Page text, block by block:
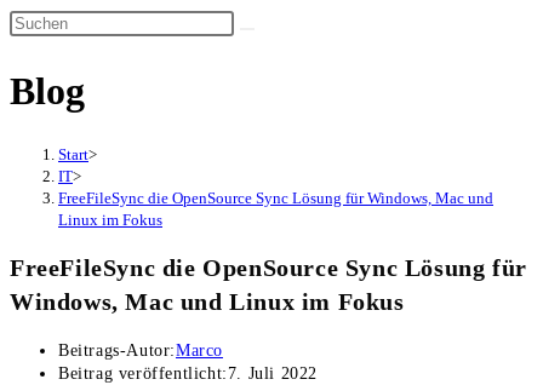
Blog
Start>
IT>
FreeFileSync die OpenSource Sync Lösung für Windows, Mac und
Linux im Fokus
FreeFileSync die OpenSource Sync Lösung für
Windows, Mac und Linux im Fokus
Beitrags-Autor:Marco
Beitrag veröffentlicht: 7. Juli 2022